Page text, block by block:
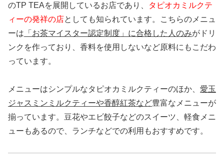
のTP TEAを展開しているお店であり、
タピオカミルクテ
ィーの発祥の店としても知られています。こちらのメニュ
ーは 「お茶マイスター認定制度」に合格した人のみがドリ
ンクを作っており、香料を使用しないなど原料にもこだわ
っています。
メニューはシンプルなタピオカミルクティーのほか、 愛玉
ジャスミンミルクティーや香醇紅茶など豊富なメニューが
揃っています。豆花やエビ餃子などのスイーツ、軽食メニ
ューもあるので、ランチなどでの利用もおすすめです。